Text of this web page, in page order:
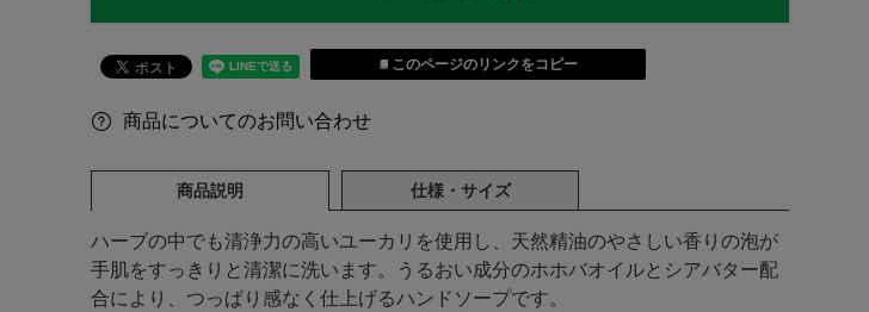
このページのリンクをコピー
商品についてのお問い合わせ
商品説明 仕様・サイズ
ハーブの中でも清浄力の高いユーカリを使用し、天然精油のやさしい香りの泡が
手肌をすっきりと清潔に洗います。うるおい成分のホホバオイルとシアバター配
合により、つっぱり感なく仕上げるハンドソープです。